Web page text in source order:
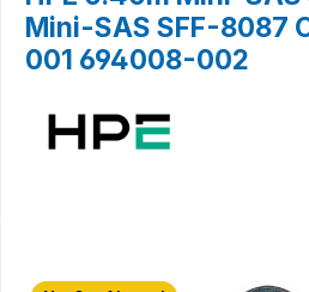
Mini-SAS SFF-8087
001 694008-002
Bildergalerie überspringen